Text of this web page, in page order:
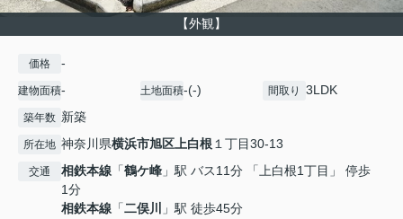
【外観】
価格 -
建物面積- 土地面積-(-) 間取り 3LDK
築年数 新築
所在地 神奈川県横浜市旭区上白根１丁目30-13
交通 相鉄本線 「鶴ケ峰 」駅 バス11分 「上白根1丁目」 停歩
1分
相鉄本線 「二俣川
」駅 徒歩45分